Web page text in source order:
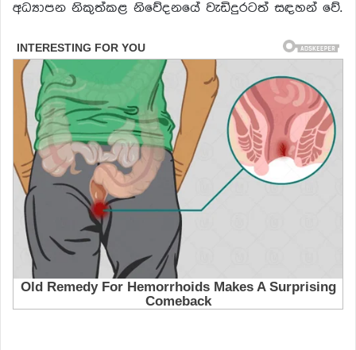
අධ්‍යාපන නිකුත්කළ නිවේදනයේ වැඩිදුරටත් සඳහන් වේ.